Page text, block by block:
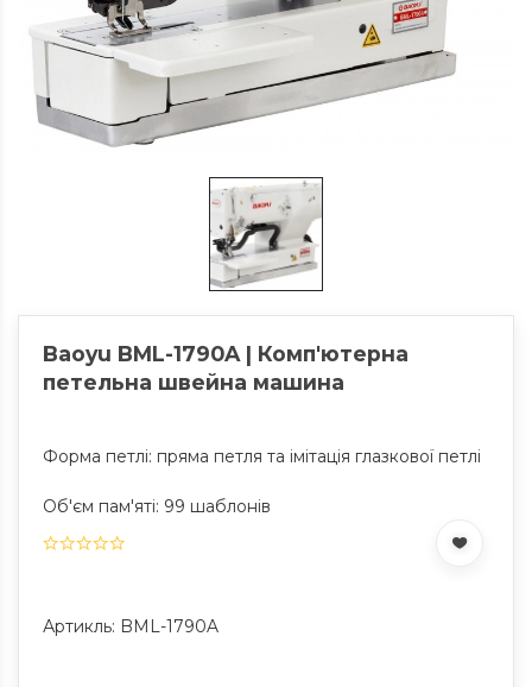
Baoyu BML-1790A | Комп'ютерна
петельна швейна машина
Форма петлі: пряма петля та імітація глазкової петлі
Об'єм пам'яті: 99 шаблонів
Артикль: BML-1790A